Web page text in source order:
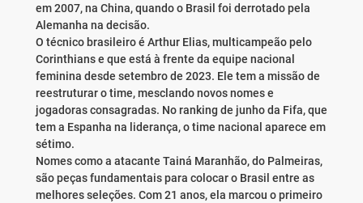
em 2007, na China, quando o Brasil foi derrotado pela
Alemanha na decisão.
O técnico brasileiro é Arthur Elias, multicampeão pelo
Corinthians e que está à frente da equipe nacional
feminina desde setembro de 2023. Ele tem a missão de
reestruturar o time, mesclando novos nomes e
jogadoras consagradas. No ranking de junho da Fifa, que
tem a Espanha na liderança, o time nacional aparece em
sétimo.
Nomes como a atacante Tainá Maranhão, do Palmeiras,
são peças fundamentais para colocar o Brasil entre as
melhores seleções. Com 21 anos, ela marcou o primeiro